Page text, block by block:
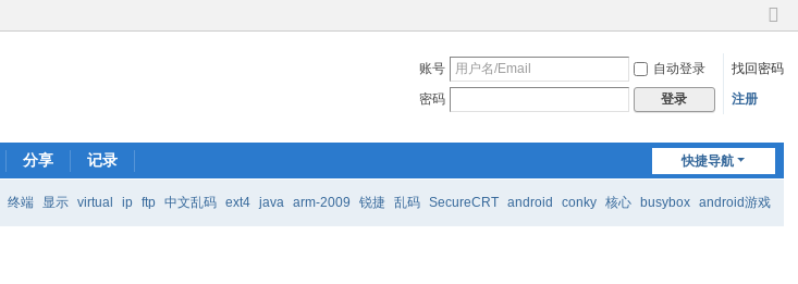
切
到
账号 自动登录
找回密码
密码
登录 注册
快捷导航
分享 记录
终端 显示 virtual ip ftp 中文乱码 ext4 java arm-2009 锐捷 乱码 SecureCRT android conky 核心 busybox android游戏